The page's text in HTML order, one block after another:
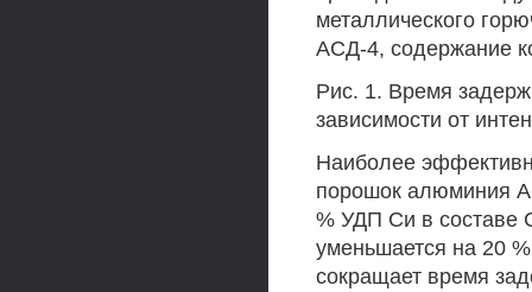
металлического
АСД-4, содержание
Рис. 1. Время
зависимости от
Наиболее
порошок алюминия
% УДП Си в составе
уменьшается на 20
сокращает время